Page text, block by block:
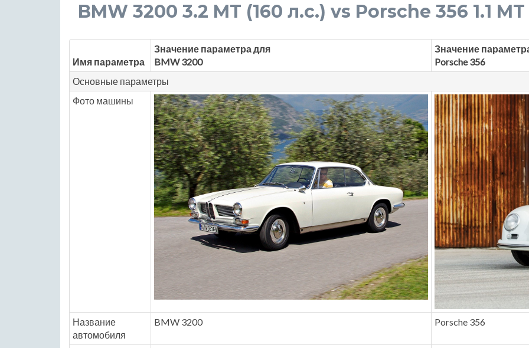
BMW 3200 3.2 MT (160 л.с.) vs Porsche 356 1.1
Имя параметра
Значение параметра для
BMW 3200
Значение
Porsche 356
Основные параметры
Фото машины
Название
автомобиля
BMW 3200 Porsche 356